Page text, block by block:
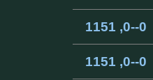
0--0, 1151
0--0, 1151